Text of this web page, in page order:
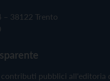
– 38122 Trento
contributi pubblici all'editoria